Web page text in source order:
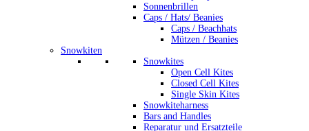
Sonnenbrillen
Caps / Hats/ Beanies
Caps / Beachhats
Mützen / Beanies
Snowkiten
Snowkites
Open Cell Kites
Closed Cell Kites
Single Skin Kites
Snowkiteharness
Bars and Handles
Reparatur und Ersatzteile